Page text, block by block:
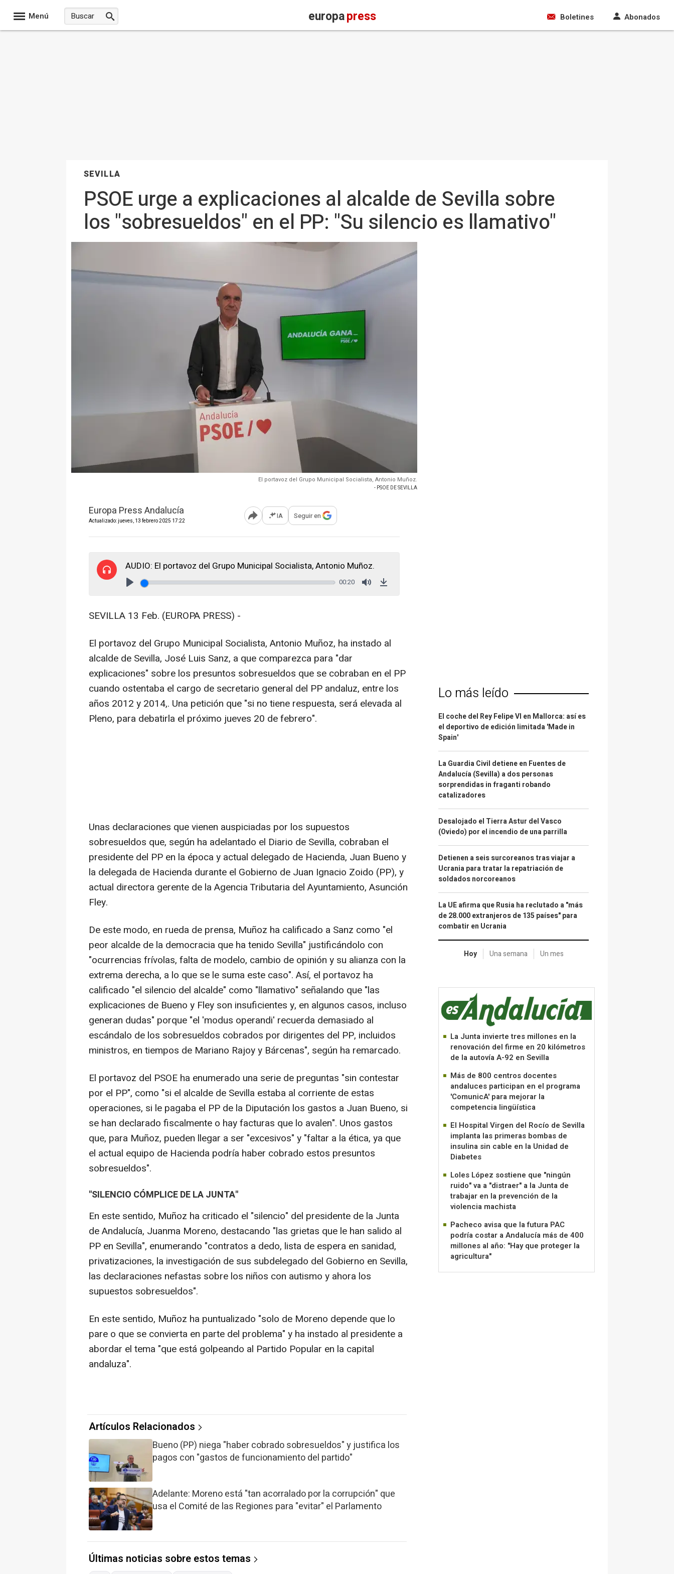
Menú europapress Boletines Abonados
SEVILLA
PSOE urge a explicaciones al alcalde de Sevilla sobre
los "sobresueldos" en el PP: "Su silencio es llamativo"
El portavoz del Grupo Municipal Socialista, Antonio Muñoz.
- PSOE DE SEVILLA
Europa Press Andalucía
Actualizado: jueves, 13 febrero 2025 17:22 Abrir opciones para compartir
IA Seguir en
AUDIO: El portavoz del Grupo Municipal Socialista, Antonio Muñoz.
00:20
SEVILLA 13 Feb. (EUROPA PRESS) -
El portavoz del Grupo Municipal Socialista, Antonio Muñoz, ha instado al
alcalde de Sevilla, José Luis Sanz, a que comparezca para "dar
explicaciones" sobre los presuntos sobresueldos que se cobraban en el PP
cuando ostentaba el cargo de secretario general del PP andaluz, entre los
años 2012 y 2014,. Una petición que "si no tiene respuesta, será elevada al
Pleno, para debatirla el próximo jueves 20 de febrero".
Unas declaraciones que vienen auspiciadas por los supuestos
sobresueldos que, según ha adelantado el Diario de Sevilla, cobraban el
presidente del PP en la época y actual delegado de Hacienda, Juan Bueno y
la delegada de Hacienda durante el Gobierno de Juan Ignacio Zoido (PP), y
actual directora gerente de la Agencia Tributaria del Ayuntamiento, Asunción
Fley.
De este modo, en rueda de prensa, Muñoz ha calificado a Sanz como "el
peor alcalde de la democracia que ha tenido Sevilla" justificándolo con
"ocurrencias frívolas, falta de modelo, cambio de opinión y su alianza con la
extrema derecha, a lo que se le suma este caso". Así, el portavoz ha
calificado "el silencio del alcalde" como "llamativo" señalando que "las
explicaciones de Bueno y Fley son insuficientes y, en algunos casos, incluso
generan dudas" porque "el 'modus operandi' recuerda demasiado al
escándalo de los sobresueldos cobrados por dirigentes del PP, incluidos
ministros, en tiempos de Mariano Rajoy y Bárcenas", según ha remarcado.
El portavoz del PSOE ha enumerado una serie de preguntas "sin contestar
por el PP", como "si el alcalde de Sevilla estaba al corriente de estas
operaciones, si le pagaba el PP de la Diputación los gastos a Juan Bueno, si
se han declarado fiscalmente o hay facturas que lo avalen". Unos gastos
que, para Muñoz, pueden llegar a ser "excesivos" y "faltar a la ética, ya que
el actual equipo de Hacienda podría haber cobrado estos presuntos
sobresueldos".
"SILENCIO CÓMPLICE DE LA JUNTA"
En este sentido, Muñoz ha criticado el "silencio" del presidente de la Junta
de Andalucía, Juanma Moreno, destacando "las grietas que le han salido al
PP en Sevilla", enumerando "contratos a dedo, lista de espera en sanidad,
privatizaciones, la investigación de sus subdelegado del Gobierno en Sevilla,
las declaraciones nefastas sobre los niños con autismo y ahora los
supuestos sobresueldos".
En este sentido, Muñoz ha puntualizado "solo de Moreno depende que lo
pare o que se convierta en parte del problema" y ha instado al presidente a
abordar el tema "que está golpeando al Partido Popular en la capital
andaluza".
Artículos Relacionados
Bueno (PP) niega "haber cobrado sobresueldos" y justifica los
pagos con "gastos de funcionamiento del partido"
Adelante: Moreno está "tan acorralado por la corrupción" que
usa el Comité de las Regiones para "evitar" el Parlamento
Últimas noticias sobre estos temas
Lo más leído
El coche del Rey Felipe VI en Mallorca: así es
el deportivo de edición limitada 'Made in
Spain'
La Guardia Civil detiene en Fuentes de
Andalucía (Sevilla) a dos personas
sorprendidas in fraganti robando
catalizadores
Desalojado el Tierra Astur del Vasco
(Oviedo) por el incendio de una parrilla
Detienen a seis surcoreanos tras viajar a
Ucrania para tratar la repatriación de
soldados norcoreanos
La UE afirma que Rusia ha reclutado a "más
de 28.000 extranjeros de 135 países" para
combatir en Ucrania
Hoy Una semana Un mes
La Junta invierte tres millones en la
renovación del firme en 20 kilómetros
de la autovía A-92 en Sevilla
Más de 800 centros docentes
andaluces participan en el programa
'ComunicA' para mejorar la
competencia lingüística
El Hospital Virgen del Rocío de Sevilla
implanta las primeras bombas de
insulina sin cable en la Unidad de
Diabetes
Loles López sostiene que "ningún
ruido" va a "distraer" a la Junta de
trabajar en la prevención de la
violencia machista
Pacheco avisa que la futura PAC
podría costar a Andalucía más de 400
millones al año: "Hay que proteger la
agricultura"